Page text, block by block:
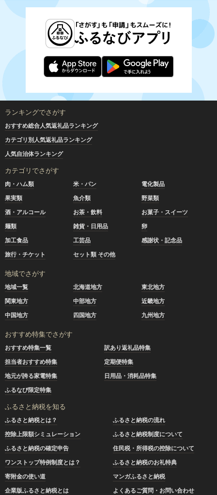
ランキングでさがす
おすすめ総合人気返礼品ランキング
カテゴリ別人気返礼品ランキング
人気自治体ランキング
カテゴリでさがす
肉・ハム類 米・パン
電化製品
果実類
魚介類
野菜類
酒・アルコール
お茶・飲料
お菓子・スイーツ
麺類
雑貨・日用品
卵
加工食品
工芸品
感謝状・記念品
旅行・チケット
セット類 その他
地域でさがす
地域一覧 北海道地方
東北地方
関東地方
中部地方
近畿地方
中国地方
四国地方 九州地方
おすすめ特集でさがす
おすすめ特集一覧
訳あり返礼品特集
担当者おすすめ特集
定期便特集
地元が誇る家電特集
日用品・消耗品特集
ふるなび限定特集
ふるさと納税を知る
ふるさと納税とは？
ふるさと納税の流れ
控除上限額シミュレーション
ふるさと納税制度について
ふるさと納税の確定申告
住民税・所得税の控除について
ワンストップ特例制度とは？
ふるさと納税のお礼特典
寄附金の使い道
マンガふるさと納税
企業版ふるさと納税とは
よくあるご質問・お問い合わせ